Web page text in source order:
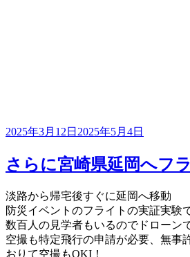
投
日:
2025年3月12日 2025年5月4日
さらに宮崎県延岡へフ
淡路から帰宅後すぐに延岡へ移動
防災イベントのフライトの実証実験
数百人の見学者もいるのでドローン
空撮も特定飛行の申請が必要、無事
おりて空撮もOKI！